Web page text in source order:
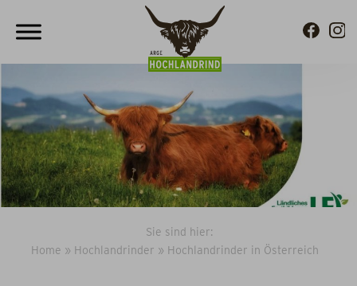
Sie sind hier:
Home » Hochlandrinder » Hochlandrinder in Österreich